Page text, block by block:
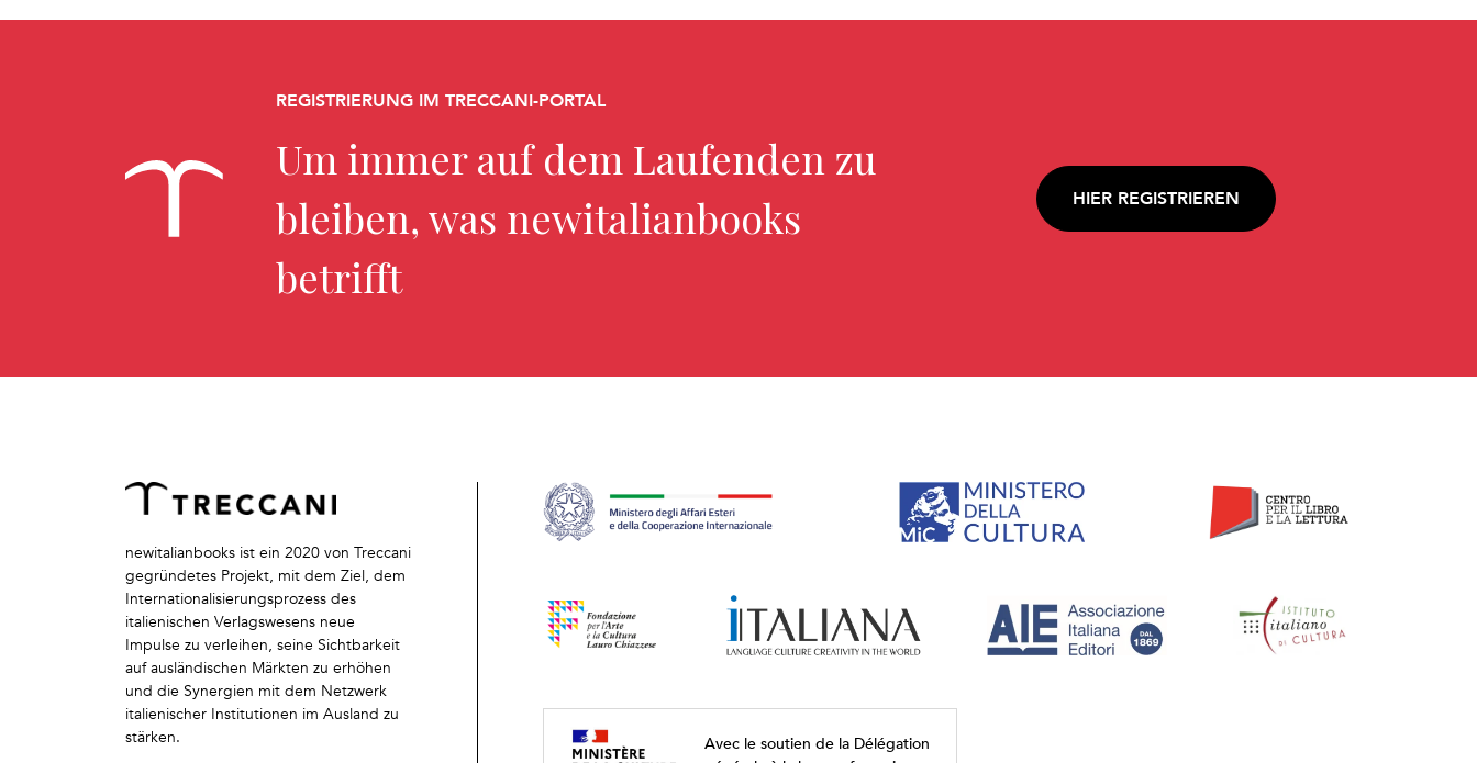
REGISTRIERUNG IM TRECCANI-PORTAL
Um immer auf dem Laufenden zu
bleiben, was newitalianbooks
betrifft
HIER REGISTRIEREN
newitalianbooks ist ein 2020 von Treccani
gegründetes Projekt, mit dem Ziel, dem
Internationalisierungsprozess des
italienischen Verlagswesens neue
Impulse zu verleihen, seine Sichtbarkeit
auf ausländischen Märkten zu erhöhen
und die Synergien mit dem Netzwerk
italienischer Institutionen im Ausland zu
stärken.
Avec le soutien de la Délégation